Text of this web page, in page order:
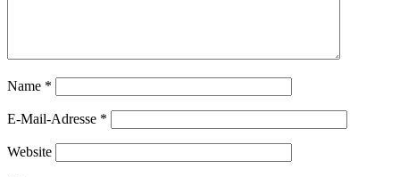
Name *
E-Mail-Adresse *
Website